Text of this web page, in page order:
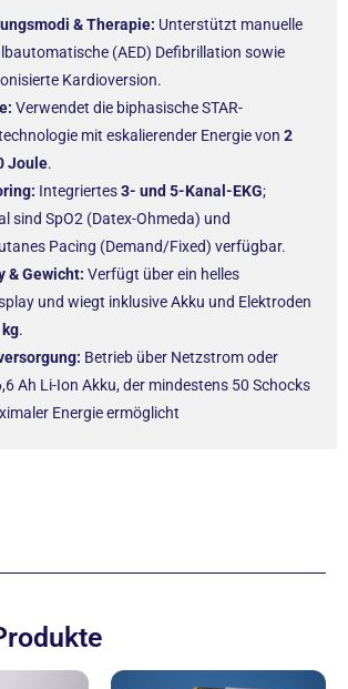
& Therapie: Unterstützt manuelle
(AED) Defibrillation sowie
Kardioversion.
Verwendet die biphasische STAR-
mit eskalierender Energie von 2
Joule.
Integriertes3- und 5-Kanal-EKG;
sind SpO2 (Datex-Ohmeda) und
Pacing (Demand/Fixed) verfügbar.
& Gewicht: Verfügt über ein helles
und wiegt inklusive Akku und Elektroden
kg.
Betrieb über Netzstrom oder
Ah Li-Ion Akku, der mindestens 50 Schocks
Energie ermöglicht